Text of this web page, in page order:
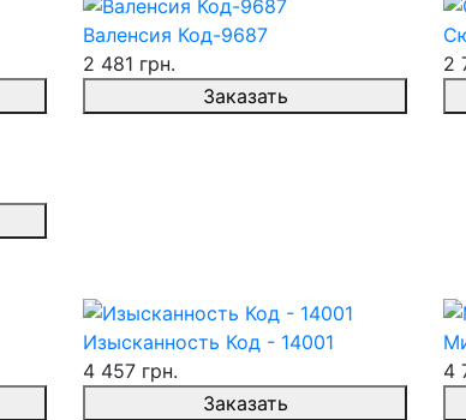
Валенсия Код-9687
2 481 грн.
Заказать
2
Изысканность Код - 14001
4 457 грн.
Заказать
4